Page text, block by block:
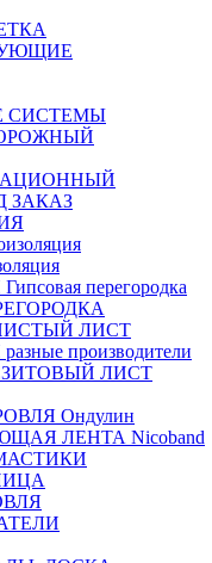
СИСТЕМЫ
ЗАКАЗ
перегородка
ЛИСТ
производители
ЛИСТ
Ондулин
ЛЕНТА Nicoband